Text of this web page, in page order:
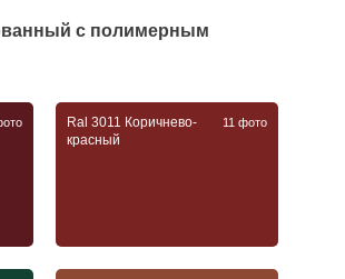
с полимерным
Ral 3011 Коричнево-
красный
11 фото